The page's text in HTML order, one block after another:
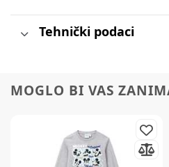
Tehnički podaci
MOGLO BI VAS